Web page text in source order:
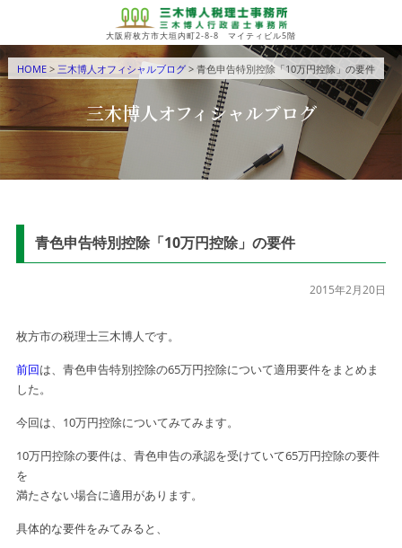
大阪府枚方市大垣内町2-8-8 マイティビル5階
HOME> 三木博人オフィシャルブログ> 青色申告特別控除「10万円控除」の要件
三木博人オフィシャルブログ
青色申告特別控除「10万円控除」の要件
2015年2月20日
枚方市の税理士三木博人です。
前回は、青色申告特別控除の65万円控除について適用要件をまとめま
した。
今回は、10万円控除についてみてみます。
10万円控除の要件は、青色申告の承認を受けていて65万円控除の要件
を
満たさない場合に適用があります。
具体的な要件をみてみると、